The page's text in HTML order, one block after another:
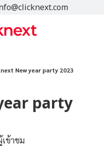
New year party 2023
party
เข้าชม